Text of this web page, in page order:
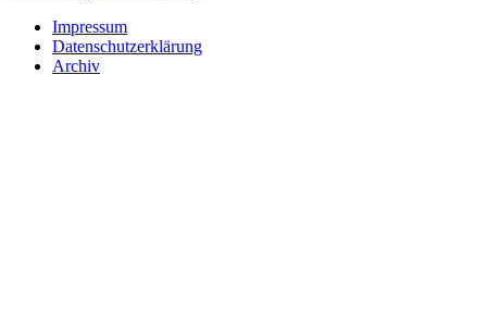
Impressum
Datenschutzerklärung
Archiv